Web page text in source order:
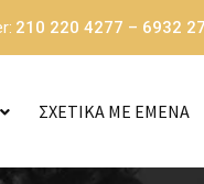
210 220 4277 – 6932
ΣΧΕΤΙΚΑ ΜΕ ΕΜΕΝΑ